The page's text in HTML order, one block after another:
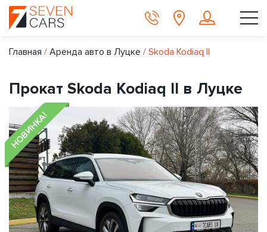
Главная / Аренда авто в Луцке / Skoda Kodiaq II
Прокат Skoda Kodiaq II в Луцке
НОВИНКА!